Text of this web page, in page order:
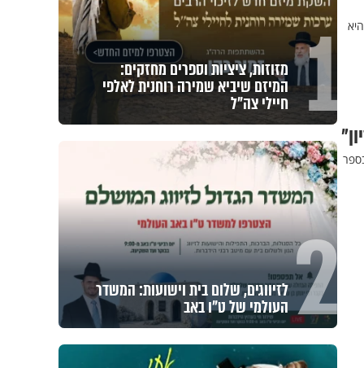
1 מזוזות, ציציות וספרים מחזקים:
המיזם שיביא שמירה רוחנית לאלפי
חיילי צה"ל
2 לזיווגים, שלום בית וישועות: המשדר
העולמי של ט"ו באב